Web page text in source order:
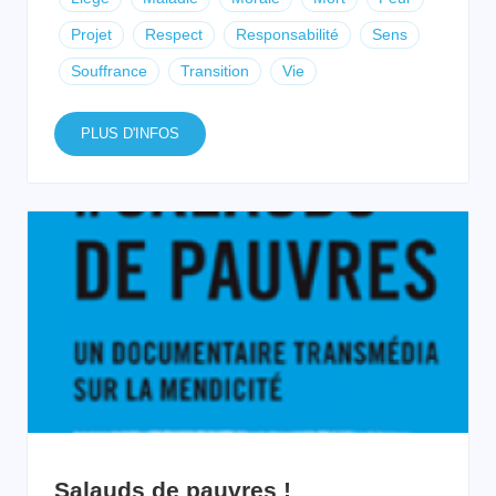
Projet Respect Responsabilité Sens
Souffrance Transition Vie
PLUS D'INFOS
Salauds de pauvres !